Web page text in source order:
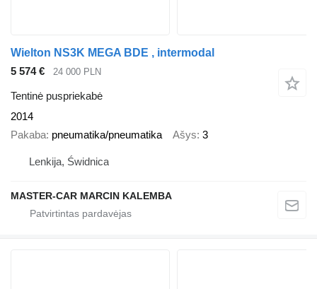
Wielton NS3K MEGA BDE , intermodal
5 574 €
24 000 PLN
Tentinė puspriekabė
2014
Pakaba pneumatika/pneumatika Ašys 3
Lenkija, Świdnica
MASTER-CAR MARCIN KALEMBA